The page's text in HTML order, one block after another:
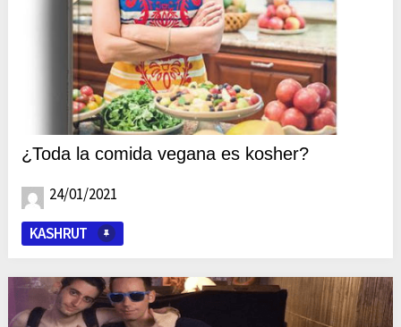
¿Toda la comida vegana es kosher?
24/01/2021
KASHRUT